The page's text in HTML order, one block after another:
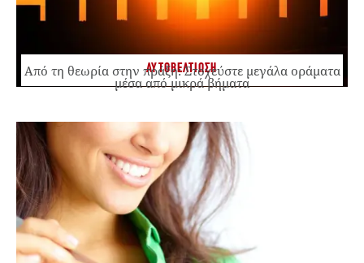
ΑΥΤΟΒΕΛΤΙΩΣΗ
Από τη θεωρία στην πράξη: Στοχεύστε μεγάλα οράματα
μέσα από μικρά βήματα